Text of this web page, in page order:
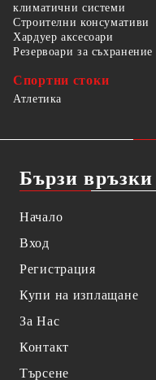
климатични системи
Строителни консумативи
Хардуер аксесоари
Резервоари за съхранение
Спортни стоки
Атлетика
Бързи връзки
Начало
Вход
Регистрация
Купи на изплащане
За Нас
Контакт
Търсене